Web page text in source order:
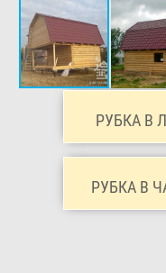
РУБКА В
РУБКА В